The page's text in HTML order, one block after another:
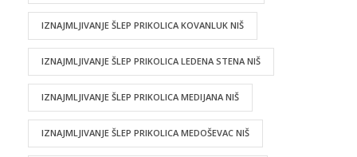
IZNAJMLJIVANJE ŠLEP PRIKOLICA KOVANLUK NIŠ
IZNAJMLJIVANJE ŠLEP PRIKOLICA LEDENA STENA NIŠ
IZNAJMLJIVANJE ŠLEP PRIKOLICA MEDIJANA NIŠ
IZNAJMLJIVANJE ŠLEP PRIKOLICA MEDOŠEVAC NIŠ